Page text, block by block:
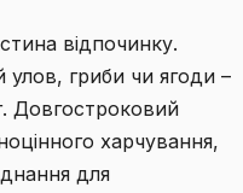
відпочинку.
улов, гриби чи ягоди –
Довгостроковий
харчування,
для